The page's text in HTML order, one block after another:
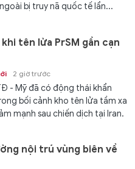
bị truy nã quốc tế lẩn...
tên lửa PrSM gần cạn
2 giờ trước
- Mỹ đã có động thái khẩn
bối cảnh kho tên lửa tầm xa
mạnh sau chiến dịch tại Iran.
nội trú vùng biên về